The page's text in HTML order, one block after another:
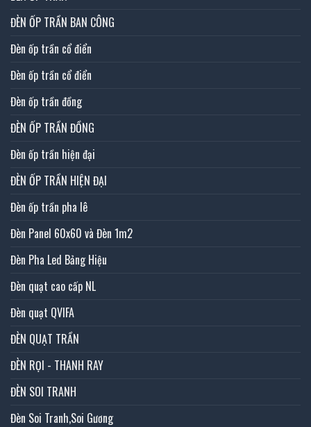
ĐÈN ỐP TRẦN BAN CÔNG
Đèn ốp trần cổ điển
Đèn ốp trần cổ điển
Đèn ốp trần đồng
ĐÈN ỐP TRẦN ĐỒNG
Đèn ốp trần hiện đại
ĐÈN ỐP TRẦN HIỆN ĐẠI
Đèn ốp trần pha lê
Đèn Panel 60x60 và Đèn 1m2
Đèn Pha Led Bảng Hiệu
Đèn quạt cao cấp NL
Đèn quạt QVIFA
ĐÈN QUẠT TRẦN
ĐÈN RỌI - THANH RAY
ĐÈN SOI TRANH
Đèn Soi Tranh,Soi Gương